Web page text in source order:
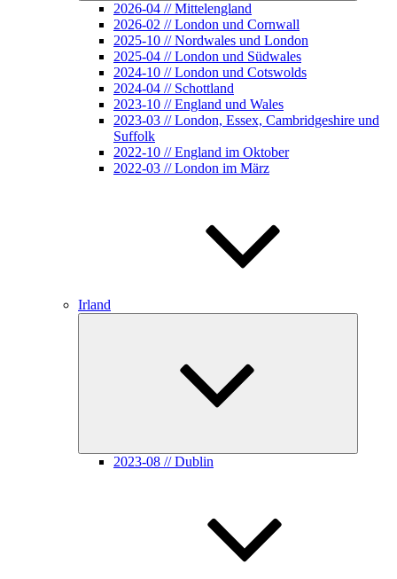
2026-04 // Mittelengland
2026-02 // London und Cornwall
2025-10 // Nordwales und London
2025-04 // London und Südwales
2024-10 // London und Cotswolds
2024-04 // Schottland
2023-10 // England und Wales
2023-03 // London, Essex, Cambridgeshire und
Suffolk
2022-10 // England im Oktober
2022-03 // London im März
Irland
2023-08 // Dublin